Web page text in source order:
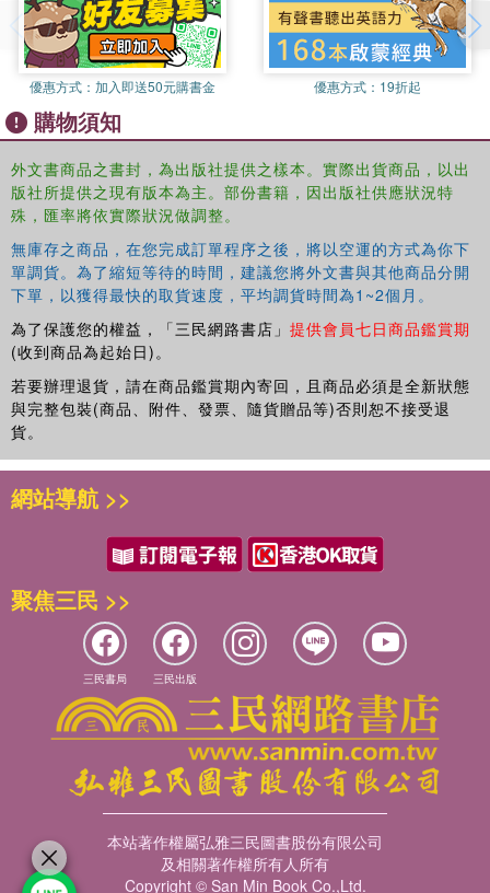
優惠方式： 加入即送50元購書金 優惠方式： 19折起
購物須知
外文書商品之書封，為出版社提供之樣本。實際出貨商品，以出
版社所提供之現有版本為主。部份書籍，因出版社供應狀況特
殊，匯率將依實際狀況做調整。
無庫存之商品，在您完成訂單程序之後，將以空運的方式為你下
單調貨。為了縮短等待的時間，建議您將外文書與其他商品分開
下單，以獲得最快的取貨速度，平均調貨時間為1~2個月。
為了保護您的權益，「三民網路書店」 提供會員七日商品鑑賞期
(收到商品為起始日)。
若要辦理退貨，請在商品鑑賞期內寄回，且商品必須是全新狀態
與完整包裝(商品、附件、發票、隨貨贈品等)否則恕不接受退
貨。
網站導航 >>
聚焦三民 >>
三民書局 三民出版
本站著作權屬弘雅三民圖書股份有限公司
及相關著作權所有人所有
Copyright © San Min Book Co.,Ltd.